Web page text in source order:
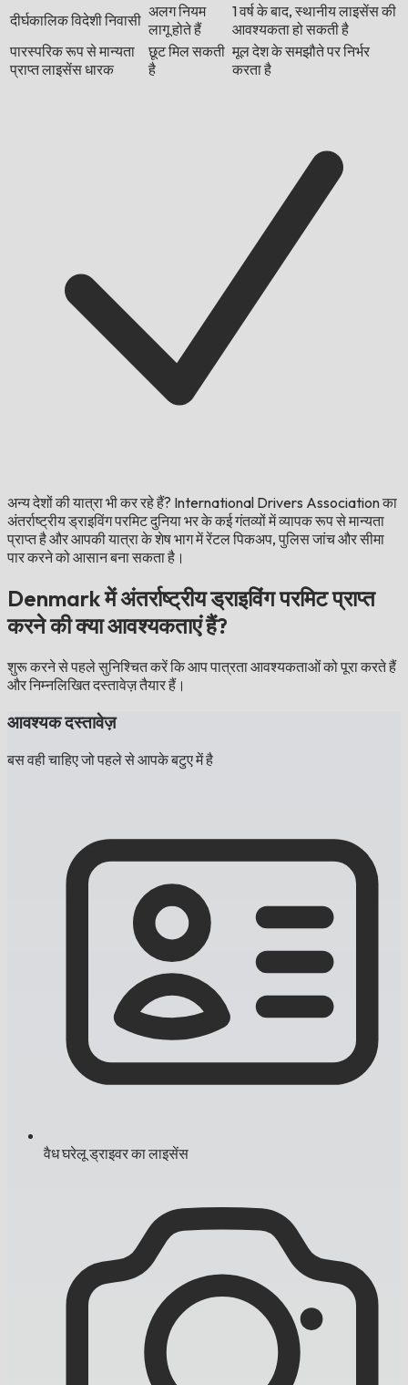
दीर्घकालिक विदेशी निवासी अलग नियम
लागू होते हैं
1 वर्ष के बाद, स्थानीय लाइसेंस की
आवश्यकता हो सकती है
पारस्परिक रूप से मान्यता
प्राप्त लाइसेंस धारक
छूट मिल सकती
है
मूल देश के समझौते पर निर्भर
करता है
अन्य देशों की यात्रा भी कर रहे हैं? International Drivers Association का
अंतर्राष्ट्रीय ड्राइविंग परमिट दुनिया भर के कई गंतव्यों में व्यापक रूप से मान्यता
प्राप्त है और आपकी यात्रा के शेष भाग में रेंटल पिकअप, पुलिस जांच और सीमा
पार करने को आसान बना सकता है।
Denmark में अंतर्राष्ट्रीय ड्राइविंग परमिट प्राप्त
करने की क्या आवश्यकताएं हैं?
शुरू करने से पहले सुनिश्चित करें कि आप पात्रता आवश्यकताओं को पूरा करते हैं
और निम्नलिखित दस्तावेज़ तैयार हैं।
आवश्यक दस्तावेज़
बस वही चाहिए जो पहले से आपके बटुए में है
वैध घरेलू ड्राइवर का लाइसेंस